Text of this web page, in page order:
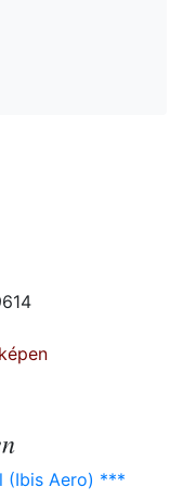
(Ibis Aero) ***